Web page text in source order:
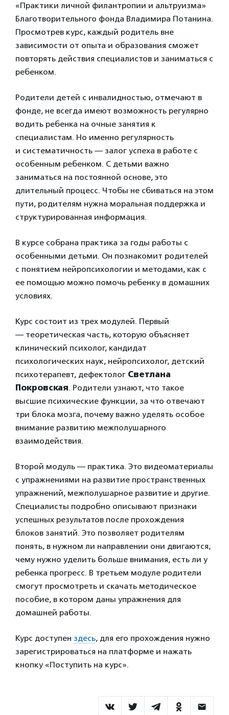
«Практики личной филантропии и альтруизма»
Благотворительного фонда Владимира Потанина.
Просмотрев курс, каждый родитель вне
зависимости от опыта и образования сможет
повторять действия специалистов и заниматься с
ребенком.
Родители детей с инвалидностью, отмечают в
фонде, не всегда имеют возможность регулярно
водить ребенка на очные занятия к
специалистам. Но именно регулярность
и систематичность — залог успеха в работе с
особенным ребенком. С детьми важно
заниматься на постоянной основе, это
длительный процесс. Чтобы не сбиваться на этом
пути, родителям нужна моральная поддержка и
структурированная информация.
В курсе собрана практика за годы работы с
особенными детьми. Он познакомит родителей
с понятием нейропсихологии и методами, как с
ее помощью можно помочь ребенку в домашних
условиях.
Курс состоит из трех модулей. Первый
— теоретическая часть, которую объясняет
клинический психолог, кандидат
психологических наук, нейропсихолог, детский
психотерапевт, дефектолог Светлана
Покровская. Родители узнают, что такое
высшие психические функции, за что отвечают
три блока мозга, почему важно уделять особое
внимание развитию межполушарного
взаимодействия.
Второй модуль — практика. Это видеоматериалы
с упражнениями на развитие пространственных
упражнений, межполушарное развитие и другие.
Специалисты подробно описывают признаки
успешных результатов после прохождения
блоков занятий. Это позволяет родителям
понять, в нужном ли направлении они двигаются,
чему нужно уделить больше внимания, есть ли у
ребенка прогресс. В третьем модуле родители
смогут просмотреть и скачать методическое
пособие, в котором даны упражнения для
домашней работы.
Курс доступен здесь, для его прохождения нужно
зарегистрироваться на платформе и нажать
кнопку «Поступить на курс».